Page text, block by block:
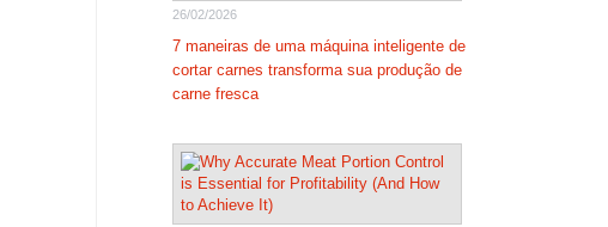
26/02/2026
7 maneiras de uma máquina inteligente de
cortar carnes transforma sua produção de
carne fresca